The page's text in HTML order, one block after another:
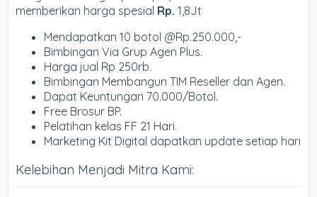
memberikan harga spesial Rp. 1,8Jt
Mendapatkan 10 botol @Rp.250.000,-
Bimbingan Via Grup Agen Plus.
Harga jual Rp 250rb.
Bimbingan Membangun TIM Reseller dan Agen.
Dapat Keuntungan 70.000/Botol.
Free Brosur BP.
Pelatihan kelas FF 21 Hari.
Marketing Kit Digital dapatkan update setiap hari
Kelebihan Menjadi Mitra Kami: